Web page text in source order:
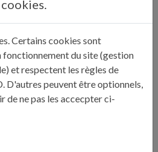
ELLE A TABLE - 11 ADRESSES GASTRONOMIQUES RECOMMANDÉES PAR JULIE ANDRIEU - NOVEMBRE 2024
Andrieu nous emmène
semaines à la
villes. Entre
musées, ...
Certains cookies sont
du site (gestion
et respectent les règles de
D'autres peuvent être optionnels,
de ne pas les accecpter ci-